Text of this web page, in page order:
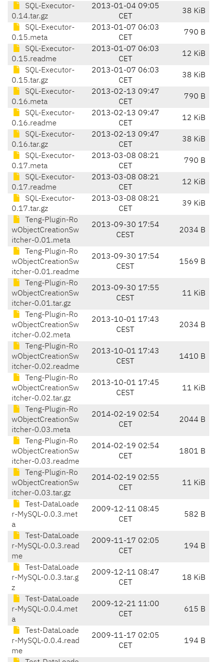
SQL-Executor-
0.14.tar.gz
2013-01-04 09:05
CET
38 KiB
SQL-Executor-
0.15.meta
2013-01-07 06:03
CET
790 B
SQL-Executor-
0.15.readme
2013-01-07 06:03
CET
12 KiB
SQL-Executor-
0.15.tar.gz
2013-01-07 06:03
CET
38 KiB
SQL-Executor-
0.16.meta
2013-02-13 09:47
CET
790 B
SQL-Executor-
0.16.readme
2013-02-13 09:47
CET
12 KiB
SQL-Executor-
0.16.tar.gz
2013-02-13 09:47
CET
38 KiB
SQL-Executor-
0.17.meta
2013-03-08 08:21
CET
790 B
SQL-Executor-
0.17.readme
2013-03-08 08:21
CET
12 KiB
SQL-Executor-
0.17.tar.gz
2013-03-08 08:21
CET
39 KiB
Teng-Plugin-Ro
wObjectCreationSw
itcher-0.01.meta
2013-09-30 17:54
CEST
2034 B
Teng-Plugin-Ro
wObjectCreationSw
itcher-0.01.readme
2013-09-30 17:54
CEST
1569 B
Teng-Plugin-Ro
wObjectCreationSw
itcher-0.01.tar.gz
2013-09-30 17:55
CEST
11 KiB
Teng-Plugin-Ro
wObjectCreationSw
itcher-0.02.meta
2013-10-01 17:43
CEST
2034 B
Teng-Plugin-Ro
wObjectCreationSw
itcher-0.02.readme
2013-10-01 17:43
CEST
1410 B
Teng-Plugin-Ro
wObjectCreationSw
itcher-0.02.tar.gz
2013-10-01 17:45
CEST
11 KiB
Teng-Plugin-Ro
wObjectCreationSw
itcher-0.03.meta
2014-02-19 02:54
CET
2044 B
Teng-Plugin-Ro
wObjectCreationSw
itcher-0.03.readme
2014-02-19 02:54
CET
1801 B
Teng-Plugin-Ro
wObjectCreationSw
itcher-0.03.tar.gz
2014-02-19 02:55
CET
11 KiB
Test-DataLoade
r-MySQL-0.0.3.met
a
2009-12-11 08:45
CET
582 B
Test-DataLoade
r-MySQL-0.0.3.read
me
2009-11-17 02:05
CET
194 B
Test-DataLoade
r-MySQL-0.0.3.tar.g
z
2009-12-11 08:47
CET
18 KiB
Test-DataLoade
r-MySQL-0.0.4.met
a
2009-12-21 11:00
CET
615 B
Test-DataLoade
r-MySQL-0.0.4.read
me
2009-11-17 02:05
CET
194 B